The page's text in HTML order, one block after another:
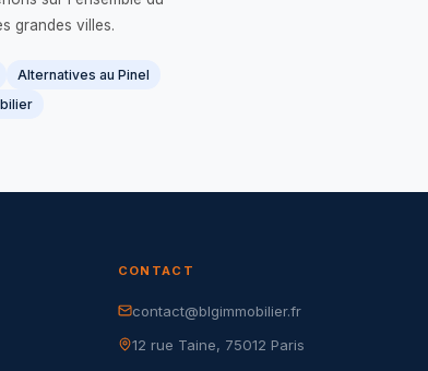
grandes villes.
Alternatives au Pinel
CONTACT
contact@blgimmobilier.fr
12 rue Taine, 75012 Paris